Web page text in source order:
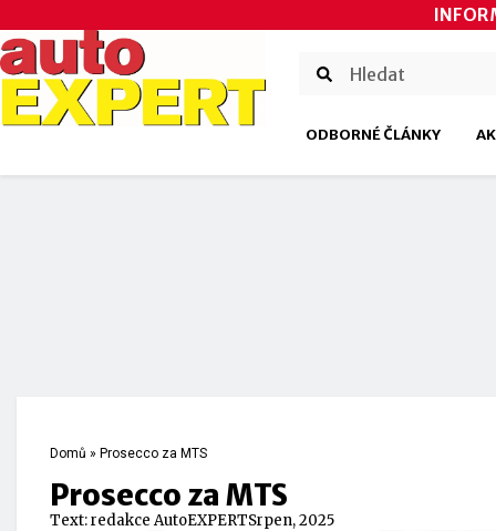
ODBORNÉ ČLÁNKY
Domů » Prosecco za MTS
Prosecco za MTS
Text:redakce AutoEXPERTSrpen, 2025